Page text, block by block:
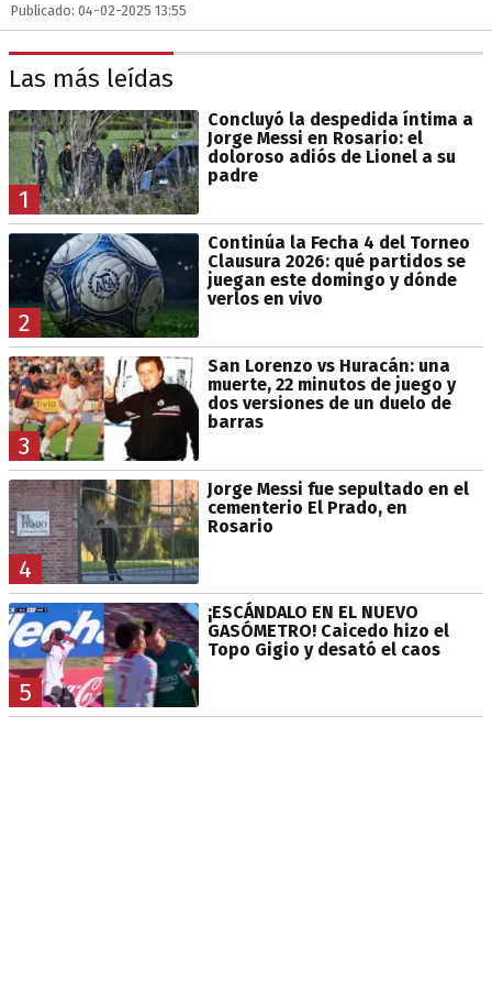
Publicado: 04-02-2025 13:55
Las más leídas
1
Concluyó la despedida íntima a
Jorge Messi en Rosario: el
doloroso adiós de Lionel a su
padre
2
Continúa la Fecha 4 del Torneo
Clausura 2026: qué partidos se
juegan este domingo y dónde
verlos en vivo
3
San Lorenzo vs Huracán: una
muerte, 22 minutos de juego y
dos versiones de un duelo de
barras
4
Jorge Messi fue sepultado en el
cementerio El Prado, en
Rosario
5
¡ESCÁNDALO EN EL NUEVO
GASÓMETRO! Caicedo hizo el
Topo Gigio y desató el caos